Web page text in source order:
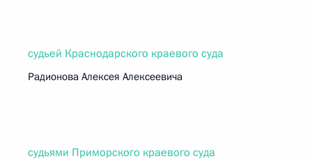
судьей Краснодарского краевого суда
Радионова Алексея Алексеевича
судьями Приморского краевого суда